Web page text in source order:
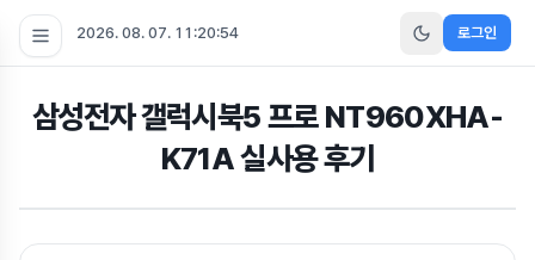
2026. 08. 07. 11:20:55 로그인
삼성전자 갤럭시북5 프로 NT960XHA-
K71A 실사용 후기